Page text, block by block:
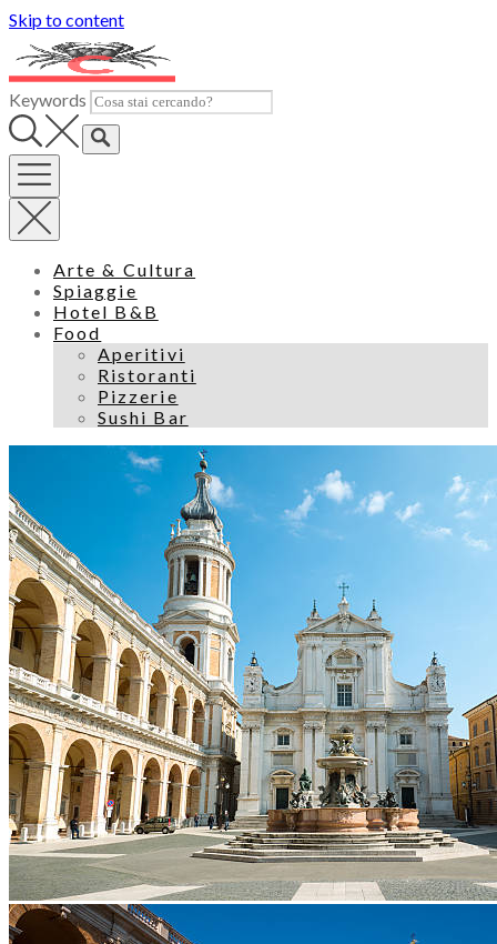
Skip to content
Keywords
Arte & Cultura
Spiaggie
Hotel B&B
Food
Aperitivi
Ristoranti
Pizzerie
Sushi Bar